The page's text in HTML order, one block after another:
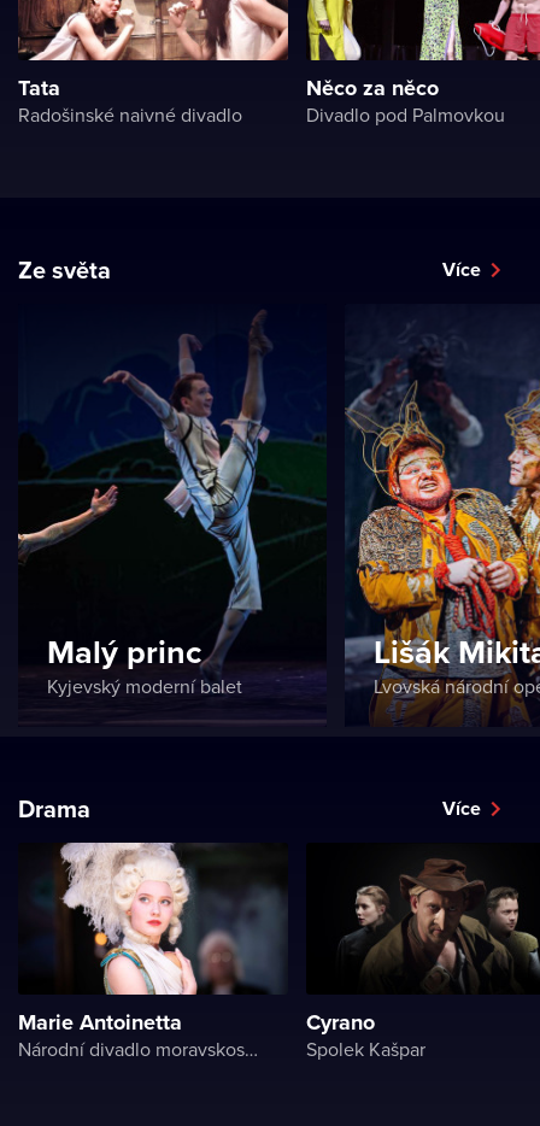
Tata
Radošinské naivné divadlo
Něco za něco
Divadlo pod Palmovkou
Ze světa Více
Malý princ
Kyjevský moderní balet
Lišák
Lvovská národní
Drama Více
Marie Antoinetta
Národní divadlo moravskoslezské
Cyrano
Spolek Kašpar